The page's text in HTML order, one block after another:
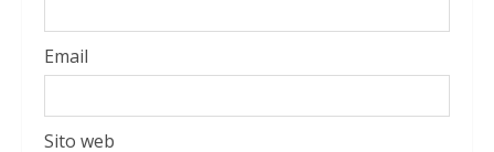
Email
Sito web